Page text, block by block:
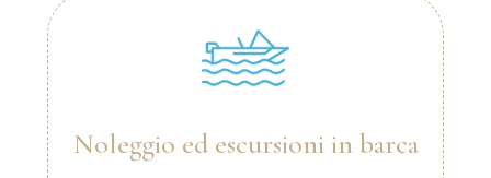
Noleggio ed escursioni in barca